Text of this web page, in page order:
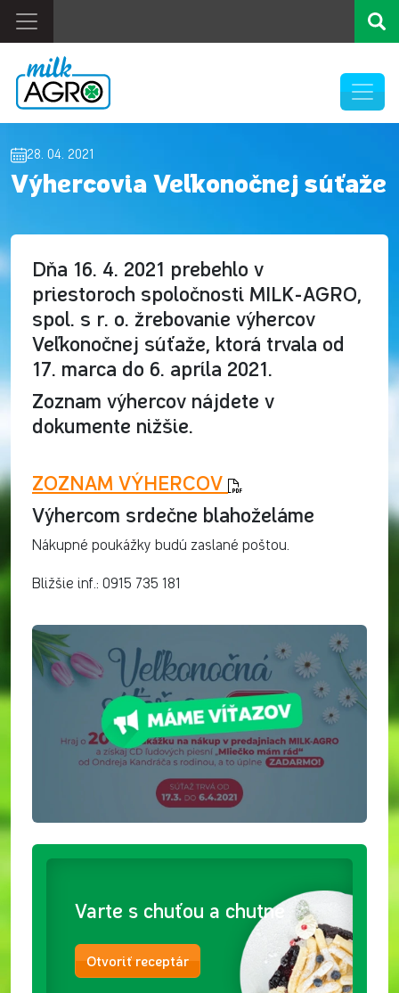
28. 04. 2021
Výhercovia Veľkonočnej súťaže
Dňa 16. 4. 2021 prebehlo v
priestoroch spoločnosti MILK-AGRO,
spol. s r. o. žrebovanie výhercov
Veľkonočnej súťaže, ktorá trvala od
17. marca do 6. apríla 2021.
Zoznam výhercov nájdete v
dokumente nižšie.
ZOZNAM VÝHERCOV
Výhercom srdečne blahoželáme
Nákupné poukážky budú zaslané poštou.
Bližšie inf.: 0915 735 181
Varte s chuťou a chutne
Otvoriť receptár